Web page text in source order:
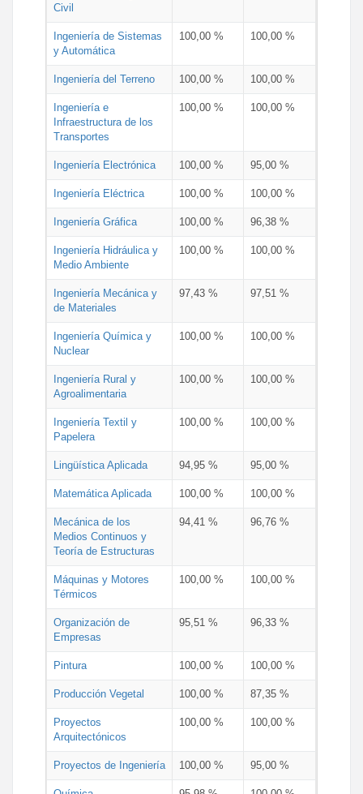
Civil
Ingeniería de Sistemas
y Automática
100,00 % 100,00 %
Ingeniería del Terreno 100,00 % 100,00 %
Ingeniería e
Infraestructura de los
Transportes
100,00 % 100,00 %
Ingeniería Electrónica 100,00 % 95,00 %
Ingeniería Eléctrica 100,00 % 100,00 %
Ingeniería Gráfica 100,00 % 96,38 %
Ingeniería Hidráulica y
Medio Ambiente
100,00 % 100,00 %
Ingeniería Mecánica y
de Materiales
97,43 % 97,51 %
Ingeniería Química y
Nuclear
100,00 % 100,00 %
Ingeniería Rural y
Agroalimentaria
100,00 % 100,00 %
Ingeniería Textil y
Papelera
100,00 % 100,00 %
Lingüística Aplicada 94,95 % 95,00 %
Matemática Aplicada 100,00 % 100,00 %
Mecánica de los
Medios Continuos y
Teoría de Estructuras
94,41 % 96,76 %
Máquinas y Motores
Térmicos
100,00 % 100,00 %
Organización de
Empresas
95,51 % 96,33 %
Pintura 100,00 % 100,00 %
Producción Vegetal 100,00 % 87,35 %
Proyectos
Arquitectónicos
100,00 % 100,00 %
Proyectos de Ingeniería 100,00 % 95,00 %